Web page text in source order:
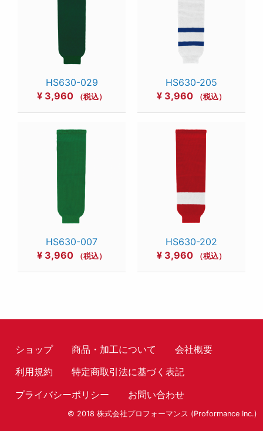
HS630-029
¥ 3,960 （税込）
HS630-205
¥ 3,960 （税込）
HS630-007
¥ 3,960 （税込）
HS630-202
¥ 3,960 （税込）
ショップ 商品・加工について
会社概要
利用規約
特定商取引法に基づく表記
プライバシーポリシー
お問い合わせ
© 2018 株式会社プロフォーマンス (Proformance Inc.)